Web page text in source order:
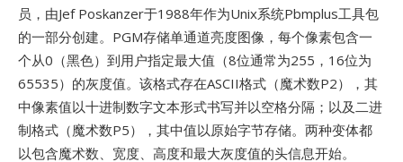
员，由Jef Poskanzer于1988年作为Unix系统Pbmplus工具包
的一部分创建。PGM存储单通道亮度图像，每个像素包含一
个从0（黑色）到用户指定最大值（8位通常为255，16位为
65535）的灰度值。该格式存在ASCII格式（魔术数P2），其
中像素值以十进制数字文本形式书写并以空格分隔；以及二进
制格式（魔术数P5），其中值以原始字节存储。两种变体都
以包含魔术数、宽度、高度和最大灰度值的头信息开始。